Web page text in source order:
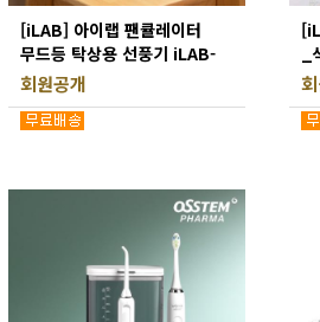
[iLAB] 아이랩 팬큘레이터
무드등 탁상용 선풍기 iLAB-
WFL
회원공개